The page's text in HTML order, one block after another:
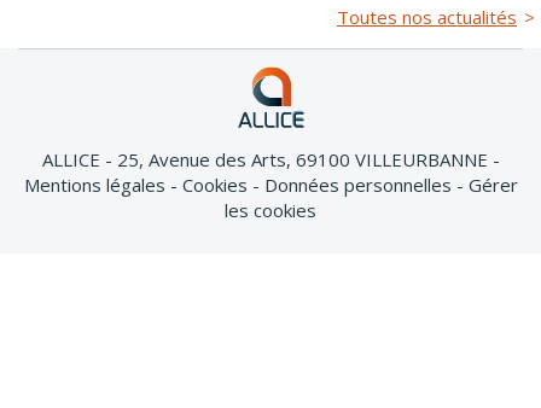
Toutes nos actualités
ALLICE - 25, Avenue des Arts, 69100 VILLEURBANNE
Mentions légales
Cookies Données personnelles
Gérer
les cookies